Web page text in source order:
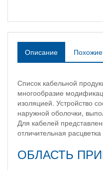
Описание
Список кабельной
многообразие
изоляцией. Устройство
наружной оболочки,
Для кабелей
отличительная
ОБЛАСТЬ